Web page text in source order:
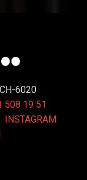
6020
508 19 51
INSTAGRAM